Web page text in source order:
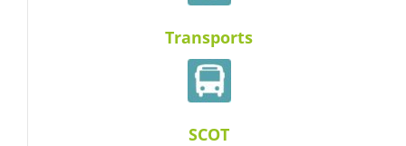
Transports
SCOT